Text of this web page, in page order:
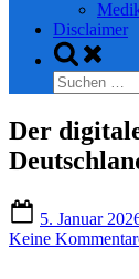
Disclaimer
Toggle
search
form
Suchen
nach:
Der
on
5. Januar
Keine